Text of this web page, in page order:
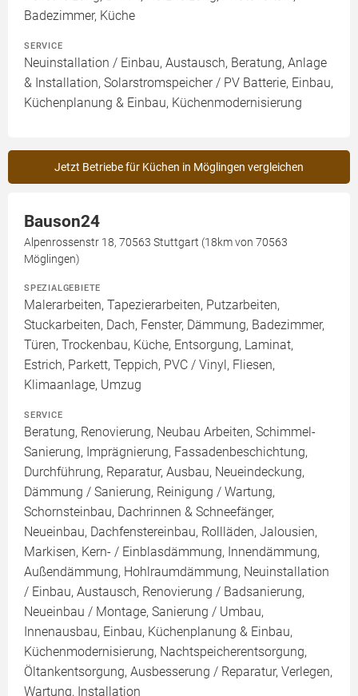
Badezimmer, Küche
SERVICE
Neuinstallation / Einbau, Austausch, Beratung, Anlage
& Installation, Solarstromspeicher / PV Batterie, Einbau,
Küchenplanung & Einbau, Küchenmodernisierung
Jetzt Betriebe für Küchen in Möglingen vergleichen
Bauson24
Alpenrossenstr 18, 70563 Stuttgart (18km von 70563
Möglingen)
SPEZIALGEBIETE
Malerarbeiten, Tapezierarbeiten, Putzarbeiten,
Stuckarbeiten, Dach, Fenster, Dämmung, Badezimmer,
Türen, Trockenbau, Küche, Entsorgung, Laminat,
Estrich, Parkett, Teppich, PVC / Vinyl, Fliesen,
Klimaanlage, Umzug
SERVICE
Beratung, Renovierung, Neubau Arbeiten, Schimmel-
Sanierung, Imprägnierung, Fassadenbeschichtung,
Durchführung, Reparatur, Ausbau, Neueindeckung,
Dämmung / Sanierung, Reinigung / Wartung,
Schornsteinbau, Dachrinnen & Schneefänger,
Neueinbau, Dachfenstereinbau, Rollläden, Jalousien,
Markisen, Kern- / Einblasdämmung, Innendämmung,
Außendämmung, Hohlraumdämmung, Neuinstallation
/ Einbau, Austausch, Renovierung / Badsanierung,
Neueinbau / Montage, Sanierung / Umbau,
Innenausbau, Einbau, Küchenplanung & Einbau,
Küchenmodernisierung, Nachtspeicherentsorgung,
Öltankentsorgung, Ausbesserung / Reparatur, Verlegen,
Wartung, Installation